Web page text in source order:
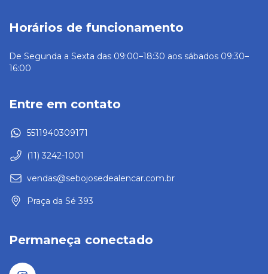
Horários de funcionamento
De Segunda a Sexta das 09:00–18:30 aos sábados 09:30–
16:00
Entre em contato
5511940309171
(11) 3242-1001
vendas@sebojosedealencar.com.br
Praça da Sé 393
Permaneça conectado